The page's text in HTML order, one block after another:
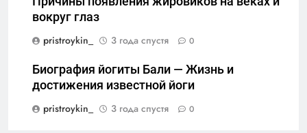
вокруг глаз
pristroykin_
3 года спустя 0
Биография йогиты Бали — Жизнь и
достижения известной йоги
pristroykin_
3 года спустя 0